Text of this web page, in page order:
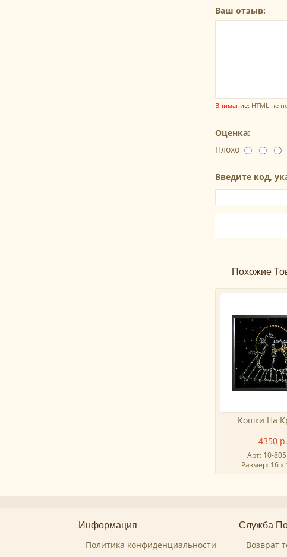
Ваш отзыв:
Внимание: HTML не
Оценка:
Плохо
Введите код,
Похожие
Кошки На
4350 р.
Арт: 10-
Размер: 16 х
Информация
Политика конфиденциальности
Служба
Возврат